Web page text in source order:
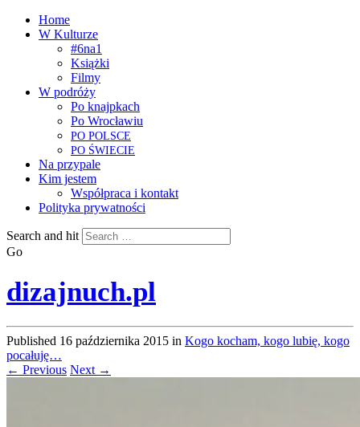
Home
W Kulturze
#6na1
Książki
Filmy
W podróży
Po knajpkach
Po Wrocławiu
PO POLSCE
PO ŚWIECIE
Na przypale
Kim jestem
Współpraca i kontakt
Polityka prywatności
Search and hit
Go
dizajnuch.pl
Published 16 października 2015 in Kogo kocham, kogo lubię, kogo
pocałuję…
← Previous Next →